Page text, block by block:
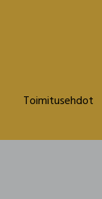
Toimitusehdot